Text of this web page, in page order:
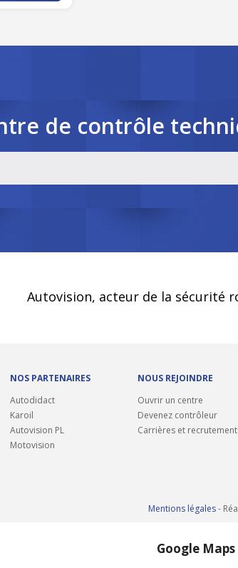
de contrôle
Autovision, acteur de la sécurité
NOS PARTENAIRES
Autodidact
Karoil
Autovision PL
Motovision
NOUS REJOINDRE
Ouvrir un centre
Devenez contrôleur
Carrières et recrutement
Mentions légales-
Google